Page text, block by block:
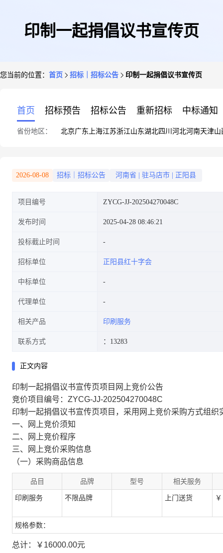
印制一起捐倡议书宣传页
您当前的位置： 首页 招标｜招标公告 印制一起捐倡议书宣传页
首页 招标预告 招标公告 重新招标 中标通知
省份地区： 北京广东 上海江苏浙江山东湖北四川 河北河南天津山
2026-08-08 招标｜招标公告 河南省 驻马店市 正阳县
项目编号 ZYCG-JJ-202504270048C
发布时间 2025-04-28 08:46:21
投标截止时间
招标单位 正阳县红十字会
中标单位
代理单位
相关产品 印刷服务
联系方式 ：13283
正文内容
印制一起捐倡议书宣传页项目网上竞价公告
竞价项目编号：ZYCG-JJ-202504270048C
印制一起捐倡议书宣传页项目，采用网上竞价采购方式组
一、网上竞价须知
二、网上竞价程序
三、网上竞价采购信息
（一）采购商品信息
品目 品牌 型号 相关服务
印刷服务 不限品牌 上门送货
规格参数：
总计：￥16000.00元